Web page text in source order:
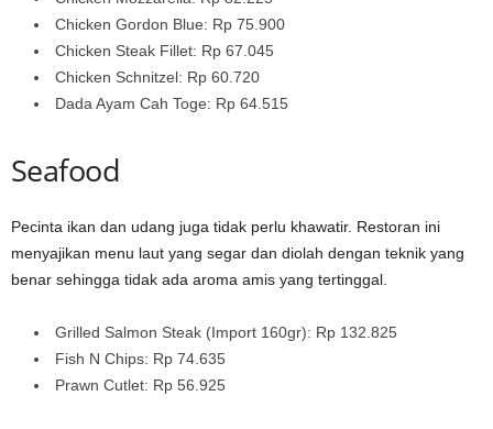
Chicken Gordon Blue: Rp 75.900
Chicken Steak Fillet: Rp 67.045
Chicken Schnitzel: Rp 60.720
Dada Ayam Cah Toge: Rp 64.515
Seafood
Pecinta ikan dan udang juga tidak perlu khawatir. Restoran ini
menyajikan menu laut yang segar dan diolah dengan teknik yang
benar sehingga tidak ada aroma amis yang tertinggal.
Grilled Salmon Steak (Import 160gr): Rp 132.825
Fish N Chips: Rp 74.635
Prawn Cutlet: Rp 56.925